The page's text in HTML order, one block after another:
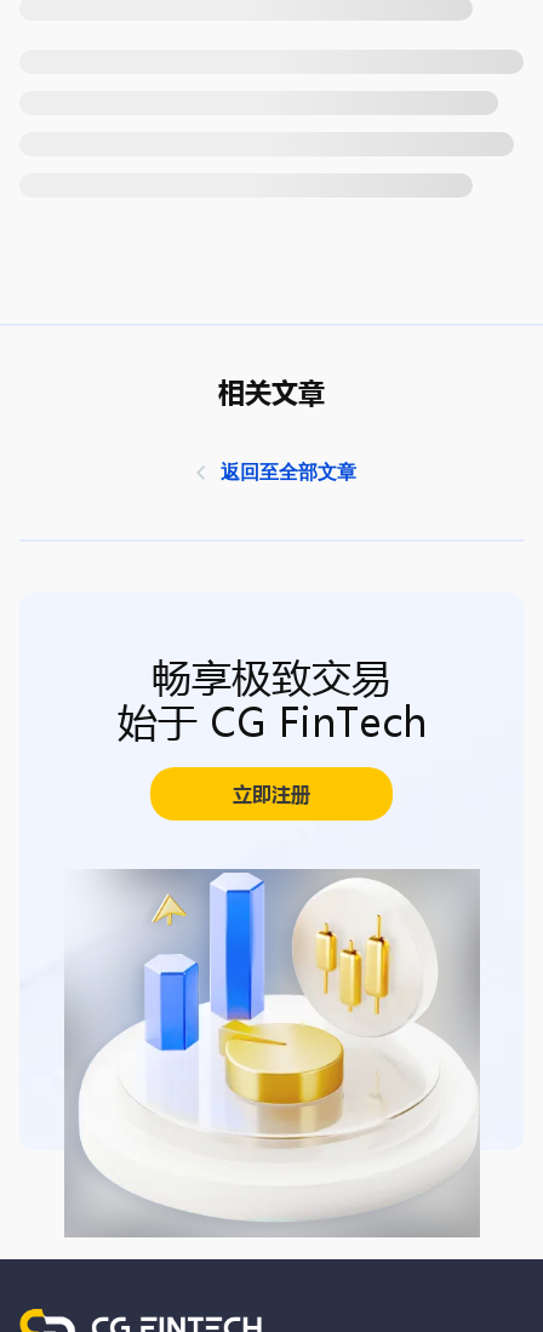
相关文章
返回至全部文章
畅享极致交易
始于 CG FinTech
立即注册